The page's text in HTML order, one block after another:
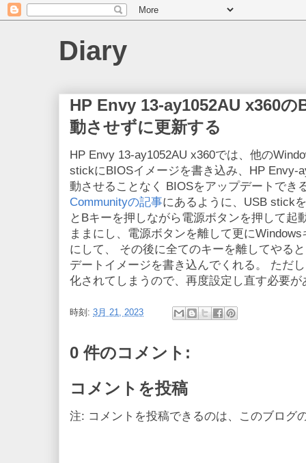
Diary
HP Envy 13-ay1052AU x360
動させずに更新する
HP Envy 13-ay1052AU x360では、他の
stickにBIOSイメージを書き込み、HP Envy-
動させることなく BIOSをアップデートでき
Communityの記事にあるように、USB stick
とBキーを押しながら電源ボタンを押して起
ままにし、電源ボタンを離して更に
にして、 その後に全てのキーを離してやる
デートイメージを書き込んでくれる。 ただ
化されてしまうので、再度設定し直す必要が
時刻: 3月 21, 2023
0 件のコメント:
コメントを投稿
注: コメントを投稿できるのは、このブログ